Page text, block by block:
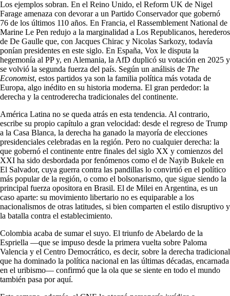
Los ejemplos sobran. En el Reino Unido, el Reform UK de Nigel
Farage amenaza con devorar a un Partido Conservador que gobernó
76 de los últimos 110 años. En Francia, el Rassemblement National de
Marine Le Pen redujo a la marginalidad a Los Republicanos, herederos
de De Gaulle que, con Jacques Chirac y Nicolas Sarkozy, todavía
ponían presidentes en este siglo. En España, Vox le disputa la
hegemonía al PP y, en Alemania, la AfD duplicó su votación en 2025 y
se volvió la segunda fuerza del país. Según un análisis de The
Economist, estos partidos ya son la familia política más votada de
Europa, algo inédito en su historia moderna. El gran perdedor: la
derecha y la centroderecha tradicionales del continente.
América Latina no se queda atrás en esta tendencia. Al contrario,
escribe su propio capítulo a gran velocidad: desde el regreso de Trump
a la Casa Blanca, la derecha ha ganado la mayoría de elecciones
presidenciales celebradas en la región. Pero no cualquier derecha: la
que gobernó el continente entre finales del siglo XX y comienzos del
XXI ha sido desbordada por fenómenos como el de Nayib Bukele en
El Salvador, cuya guerra contra las pandillas lo convirtió en el político
más popular de la región, o como el bolsonarismo, que sigue siendo la
principal fuerza opositora en Brasil. El de Milei en Argentina, es un
caso aparte: su movimiento libertario no es equiparable a los
nacionalismos de otras latitudes, si bien comparten el estilo disruptivo y
la batalla contra el establecimiento.
Colombia acaba de sumar el suyo. El triunfo de Abelardo de la
Espriella —que se impuso desde la primera vuelta sobre Paloma
Valencia y el Centro Democrático, es decir, sobre la derecha tradicional
que ha dominado la política nacional en las últimas décadas, encarnada
en el uribismo— confirmó que la ola que se siente en todo el mundo
también pasa por aquí.